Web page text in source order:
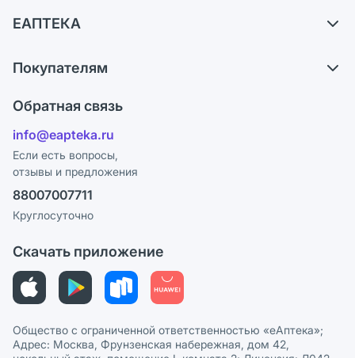
Самовывоз из аптек
Ответы на вопросы
Блог
ЕАПТЕКА
Карьера
Поставщики
Лицензия
Реклама на сайте
Ваши товары на ЕАПТЕКЕ
Покупателям
Программа СберСпасибо
Политика конфиденциальности
Пользовательское соглашение
Политика рекомендаций
Этика и соответствие
Политика в отношении обработки персональных данных
Обратная связь
info@eapteka.ru
Если есть вопросы,
отзывы и предложения
88007007711
Круглосуточно
Скачать приложение
Общество с ограниченной ответственностью «еАптека»;
Адрес: Москва, Фрунзенская набережная, дом 42,